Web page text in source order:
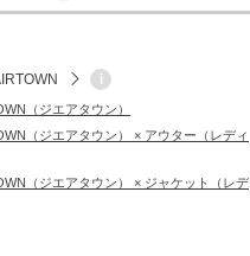
i
（ジエアタウン）
（ジエアタウン） × アウター（レディ
（ジエアタウン） × ジャケット（レデ